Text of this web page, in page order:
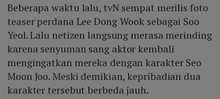
Beberapa waktu lalu, tvN sempat merilis foto
teaser perdana Lee Dong Wook sebagai Soo
Yeol. Lalu netizen langsung merasa merinding
karena senyuman sang aktor kembali
mengingatkan mereka dengan karakter Seo
Moon Joo. Meski demikian, kepribadian dua
karakter tersebut berbeda jauh.